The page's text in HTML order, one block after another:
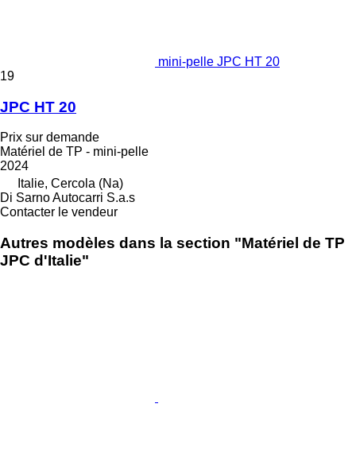
mini-pelle JPC HT 20
19
JPC HT 20
Prix sur demande
Matériel de TP - mini-pelle
2024
Italie, Cercola (Na)
Di Sarno Autocarri S.a.s
Contacter le vendeur
Autres modèles dans la section "Matériel de TP
JPC d'Italie"